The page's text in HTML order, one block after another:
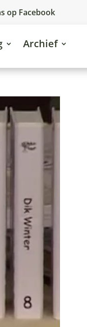
op Facebook
Archief